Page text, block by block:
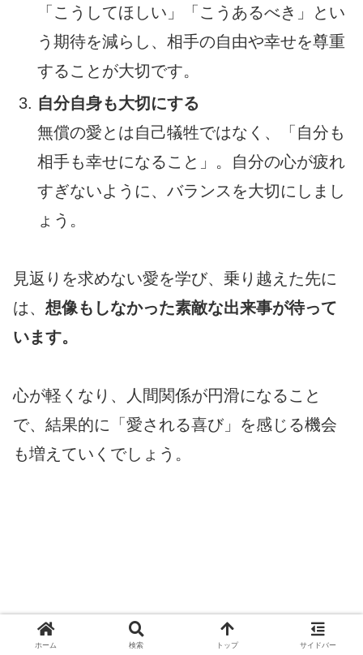
「こうしてほしい」「こうあるべき」とい
う期待を減らし、相手の自由や幸せを尊重
することが大切です。
自分自身も大切にする
無償の愛とは自己犠牲ではなく、「自分も
相手も幸せになること」。自分の心が疲れ
すぎないように、バランスを大切にしまし
ょう。
見返りを求めない愛を学び、乗り越えた先に
は、 想像もしなかった素敵な出来事が待って
います。
心が軽くなり、人間関係が円滑になること
で、結果的に「愛される喜び」を感じる機会
も増えていくでしょう。
ホーム 検索 トップ サイドバー